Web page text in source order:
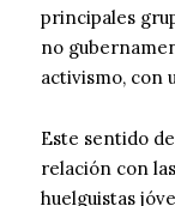
principales
no
activismo, con
Este sentido
relación con
huelguistas